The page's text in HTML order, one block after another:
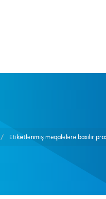
Etiketlənmiş məqalələrə baxılır